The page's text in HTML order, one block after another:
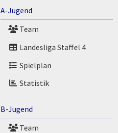
A-Jugend
Team
Landesliga Staffel 4
Spielplan
Statistik
B-Jugend
Team